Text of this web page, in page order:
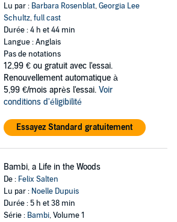
Lu par : Barbara Rosenblat,Georgia Lee
Schultz,full cast
Durée : 4 h et 44 min
Langue : Anglais
Pas de notations
12,99 € ou gratuit avec l'essai.
Renouvellement automatique à
5,99 €/mois après l'essai. Voir
conditions d'éligibilité
Essayez Standard gratuitement
Bambi, a Life in the Woods
De : Felix Salten
Lu par : Noelle Dupuis
Durée : 5 h et 38 min
Série : Bambi, Volume 1